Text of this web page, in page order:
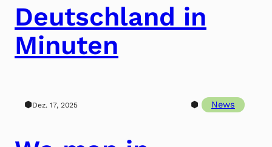
Deutschland in
Minuten
⬢Dez. 17, 2025 ⬢ News